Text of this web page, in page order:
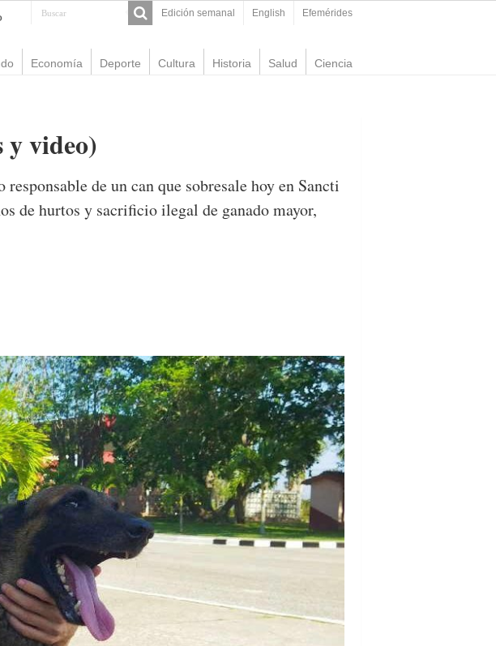
Edición semanal English Efemérides
Economía Deporte Cultura Historia Salud Ciencia
video)
de un can que sobresale hoy en Sancti
de hurtos y sacrificio ilegal de ganado mayor,